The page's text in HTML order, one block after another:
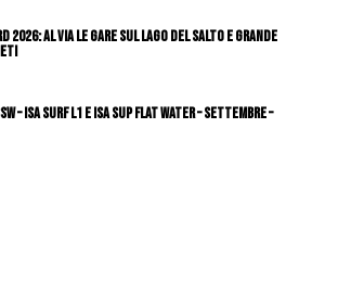
2026: al via le gare sul Lago del Salto e grande
– ISA SURF L1 e ISA SUP Flat Water – SETTEMBRE –